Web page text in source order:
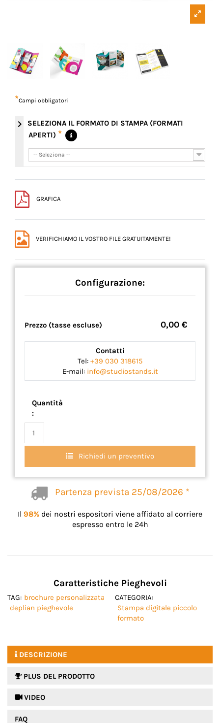
*Campi obbligatori
chevron_right
SELEZIONA IL FORMATO DI STAMPA (FORMATI
APERTI) *
-- Seleziona --
-- Seleziona --
GRAFICA
VERIFICHIAMO IL VOSTRO FILE GRATUITAMENTE!
Configurazione:
Prezzo (tasse escluse) 0,00 €
Contatti
Tel: +39 030 318615
E-mail: info@studiostands.it
Quantità
:
Richiedi un preventivo
Partenza prevista 25/08/2026 *
Il 98% dei nostri espositori viene affidato al corriere
espresso entro le 24h
Caratteristiche Pieghevoli
TAG: brochure personalizzata
deplian pieghevole
CATEGORIA:
Stampa digitale piccolo
formato
DESCRIZIONE
PLUS DEL PRODOTTO
 VIDEO
FAQ